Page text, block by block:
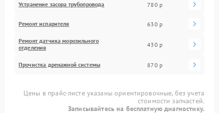
Устранение засора трубопровода 780 р
Ремонт испарителя 630 р
Ремонт датчика морозильного
отделения
430 р
Прочистка дренажной системы 870 р
Цены в прайс-листе указаны ориентировочные, без учета
стоимости запчастей.
Записывайтесь на бесплатную диагностику.